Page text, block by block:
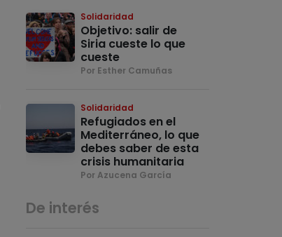
Solidaridad
Objetivo: salir de
Siria cueste lo que
cueste
Por Esther Camuñas
Solidaridad
Refugiados en el
Mediterráneo, lo que
debes saber de esta
crisis humanitaria
Por Azucena García
De interés